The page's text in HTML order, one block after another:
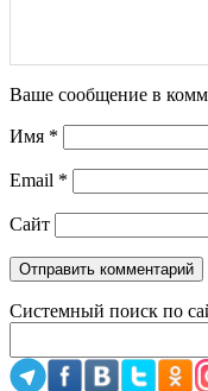
Ваше сообщение в
Имя *
Email *
Сайт
Системный поиск по